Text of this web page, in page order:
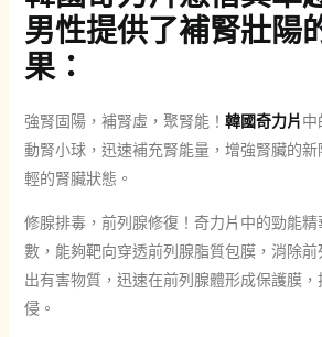
男性提供了補腎壯陽
果：
強腎固陽，補腎虛，聚腎能！ 韓國奇力片中
動腎小球，迅速補充腎能量，增強腎臟的
輕的腎臟狀態。
修腺排毒，前列腺修復！奇力片中的勁能
數，能夠靶向穿透前列腺脂質包膜，消除
出有害物質，迅速在前列腺體形成保護膜，
侵。